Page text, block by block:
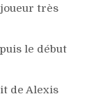
joueur très
le début
de Alexis